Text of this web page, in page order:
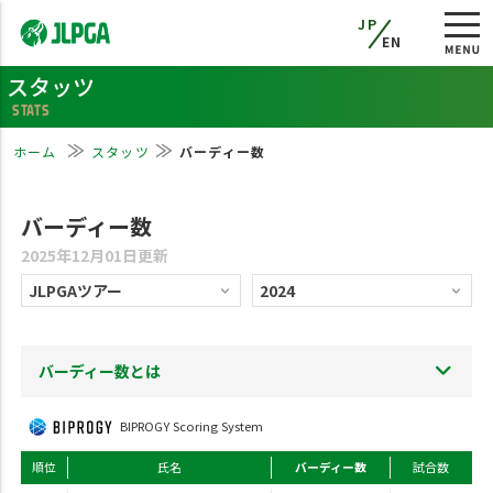
JP
EN
スタッツ
STATS
ホーム スタッツ バーディー数
バーディー数
2025年12月01日更新
バーディー数とは
BIPROGY Scoring System
順位 氏名 バーディー数 試合数